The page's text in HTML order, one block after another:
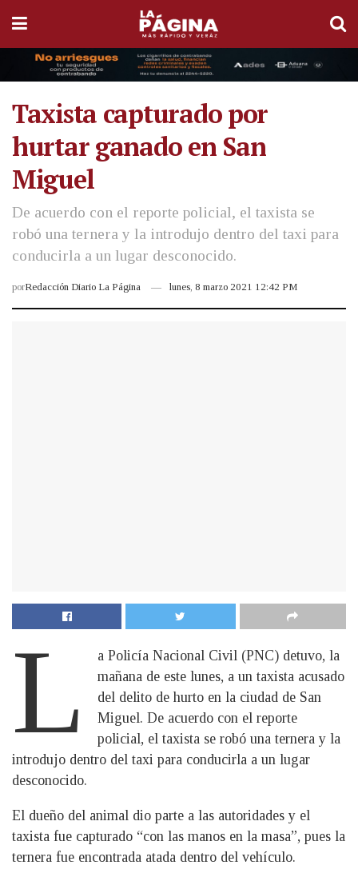
Taxista capturado por
hurtar ganado en San
Miguel
De acuerdo con el reporte policial, el taxista se
robó una ternera y la introdujo dentro del taxi para
conducirla a un lugar desconocido.
porRedacción Diario La Página lunes, 8 marzo 2021 12:42 PM
L
a Policía Nacional Civil (PNC) detuvo, la
mañana de este lunes, a un taxista acusado
del delito de hurto en la ciudad de San
Miguel. De acuerdo con el reporte
policial, el taxista se robó una ternera y la
introdujo dentro del taxi para conducirla a un lugar
desconocido.
El dueño del animal dio parte a las autoridades y el
taxista fue capturado “con las manos en la masa”, pues la
ternera fue encontrada atada dentro del vehículo.